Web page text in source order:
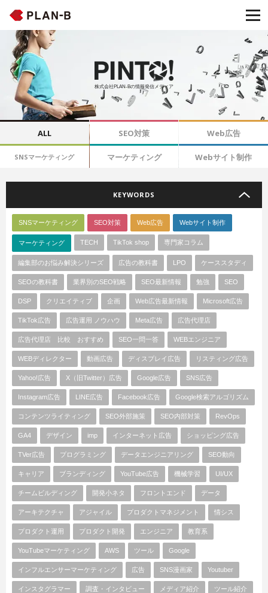
株式会社PLAN-Bの情報発信メディア
ALL SEO対策 Web広告
SNSマーケティング マーケティング Webサイト制作
KEYWORDS
SNSマーケティング SEO対策 Web広告 Webサイト制作
マーケティング TECH TikTok shop 専門家コラム
編集部のお悩み解決シリーズ 広告の教科書 LPO ケーススタディ
SEOの教科書 業界別のSEO戦略 SEO最新情報 勉強 SEO
DSP クリエイティブ 企画 Web広告最新情報 Microsoft広告
TikTok広告 広告運用 ノウハウ Meta広告 広告代理店
広告代理店 比較 おすすめ SEO一問一答 WEBエンジニア
WEBディレクター 動画広告 ディスプレイ広告 リスティング広告
Yahoo!広告 X（旧Twitter）広告 Google広告 SNS広告
Instagram広告 LINE広告 Facebook広告 Google検索アルゴリズム
コンテンツライティング SEO外部施策 SEO内部対策 RevOps
GA4 デザイン imp インターネット広告 ショッピング広告
TVer広告 プログラミング データエンジニアリング SEO動向
キャリア ブランディング YouTube広告 機械学習 UI/UX
チームビルディング 開発小ネタ フロントエンド データ
アーキテクチャ アジャイル プロダクトマネジメント 情シス
プロダクト運用 プロダクト開発 エンジニア 教育系
YouTubeマーケティング AWS ツール Google
インフルエンサーマーケティング 広告 SNS漫画家 Youtuber
インスタグラマー 調査・インタビュー メディア紹介 ツール紹介